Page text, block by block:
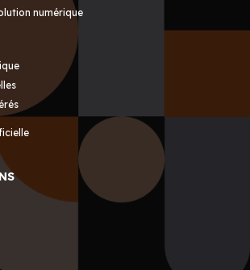
numérique